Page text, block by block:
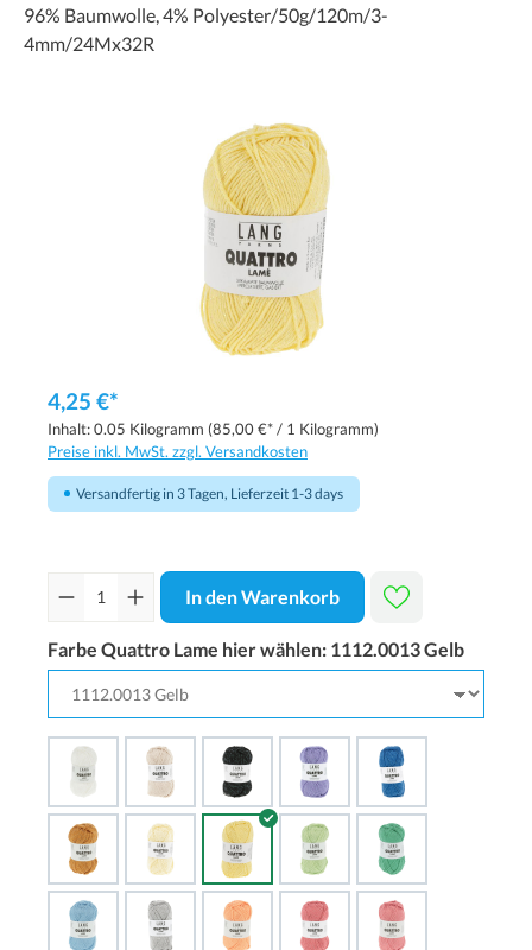
96% Baumwolle, 4% Polyester/50g/120m/3-
4mm/24Mx32R
4,25 €*
Inhalt:0.05 Kilogramm (85,00 €* / 1 Kilogramm)
Preise inkl. MwSt. zzgl. Versandkosten
Versandfertig in 3 Tagen, Lieferzeit 1-3 days
In den Warenkorb
Farbe Quattro Lame hier wählen: 1112.0013 Gelb